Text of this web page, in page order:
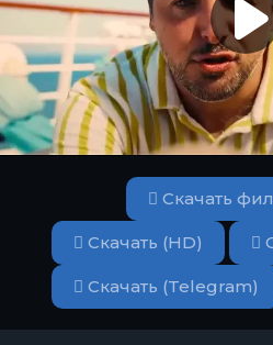
Скачать
Скачать (HD)
Скачать (Telegram)